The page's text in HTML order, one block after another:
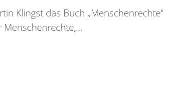
Klingst das Buch „Menschenrechte“
Menschenrechte,…